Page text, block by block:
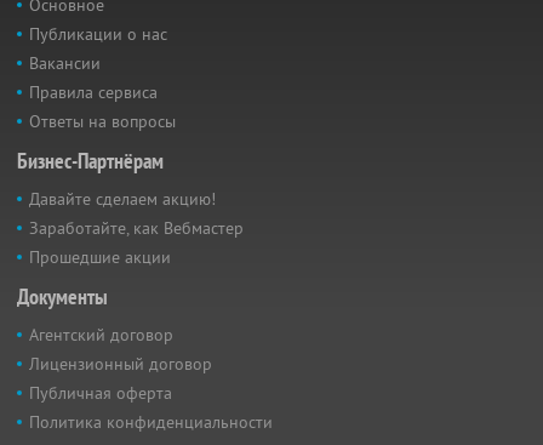
Основное
Публикации о нас
Вакансии
Правила сервиса
Ответы на вопросы
Бизнес-Партнёрам
Давайте сделаем акцию!
Заработайте, как Вебмастер
Прошедшие акции
Документы
Агентский договор
Лицензионный договор
Публичная оферта
Политика конфиденциальности